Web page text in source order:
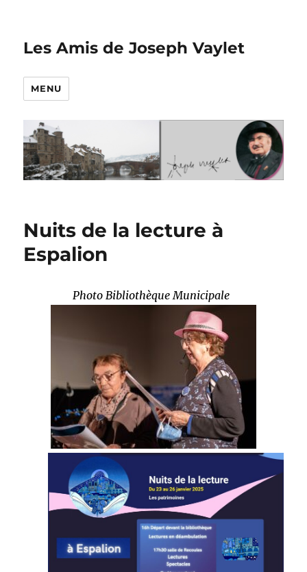
Les Amis de Joseph Vaylet
MENU
Nuits de la lecture à
Espalion
Photo Bibliothèque Municipale